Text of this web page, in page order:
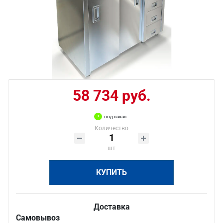
58 734 руб.
под заказ
Количество
шт
КУПИТЬ
Доставка
Самовывоз